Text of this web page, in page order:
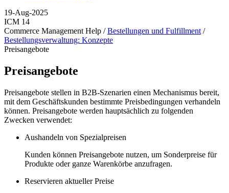
19-Aug-2025
ICM 14
Commerce Management Help /Bestellungen und Fulfillment /
Bestellungsverwaltung: Konzepte
Preisangebote
Preisangebote
Preisangebote stellen in B2B-Szenarien einen Mechanismus bereit,
mit dem Geschäftskunden bestimmte Preisbedingungen verhandeln
können. Preisangebote werden hauptsächlich zu folgenden
Zwecken verwendet:
Aushandeln von Spezialpreisen
Kunden können Preisangebote nutzen, um Sonderpreise für
Produkte oder ganze Warenkörbe anzufragen.
Reservieren aktueller Preise